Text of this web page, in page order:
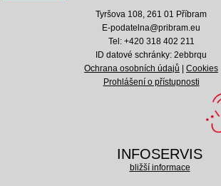
Tyršova 108, 261 01 Příbram
E-podatelna@pribram.eu
Tel: +420 318 402 211
ID datové schránky: 2ebbrqu
Ochrana osobních údajů |Cookies
Prohlášení o přístupnosti
INFOSERVIS
bližší informace